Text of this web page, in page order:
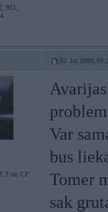
951,
02. Jul 2009,
3 un CP
Var
bus
Tomer
sak